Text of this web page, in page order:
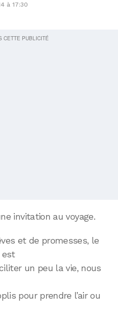
à 17:30
invitation au voyage.
et de promesses, le
est
un peu la vie, nous
pour prendre l’air ou